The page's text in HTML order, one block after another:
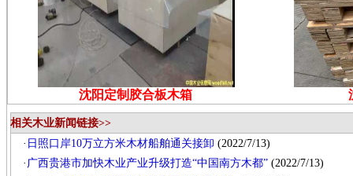
沈阳定制胶合板木箱
相关木业新闻链接>>
· 日照口岸10万立方米木材船舶通关接卸 (2022/7/13)
· 广西贵港市加快木业产业升级打造“中国南方木都” (2022/7/13)